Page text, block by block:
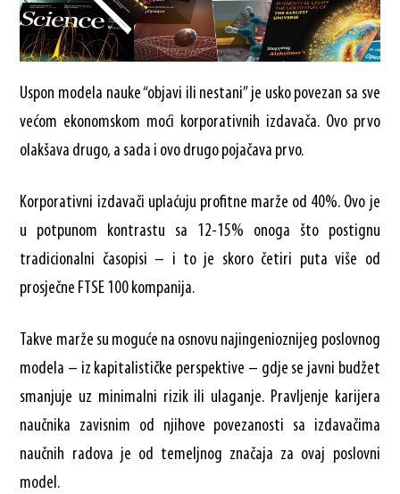
Uspon modela nauke “objavi ili nestani” je usko povezan sa sve
većom ekonomskom moći korporativnih izdavača. Ovo prvo
olakšava drugo, a sada i ovo drugo pojačava prvo.
Korporativni izdavači uplaćuju profitne marže od 40%. Ovo je
u potpunom kontrastu sa 12-15% onoga što postignu
tradicionalni časopisi – i to je skoro četiri puta više od
prosječne FTSE 100 kompanija.
Takve marže su moguće na osnovu najingenioznijeg poslovnog
modela – iz kapitalističke perspektive – gdje se javni budžet
smanjuje uz minimalni rizik ili ulaganje. Pravljenje karijera
naučnika zavisnim od njihove povezanosti sa izdavačima
naučnih radova je od temeljnog značaja za ovaj poslovni
model.